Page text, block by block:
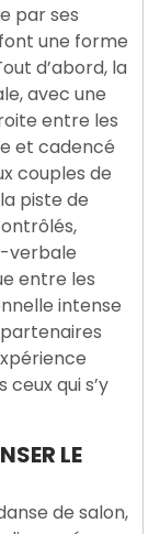
par ses
une forme
d’abord, la
avec une
entre les
et cadencé
couples de
piste de
verbale
entre les
intense
qui s’y
LE
de salon,